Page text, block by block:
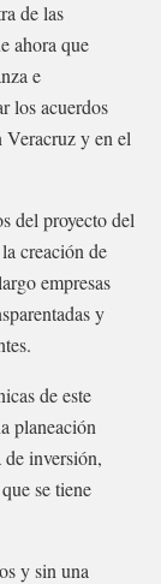
de las
ahora que
e
los acuerdos
y en el
del proyecto del
creación de
empresas
y
de este
planeación
inversión,
se tiene
y sin una